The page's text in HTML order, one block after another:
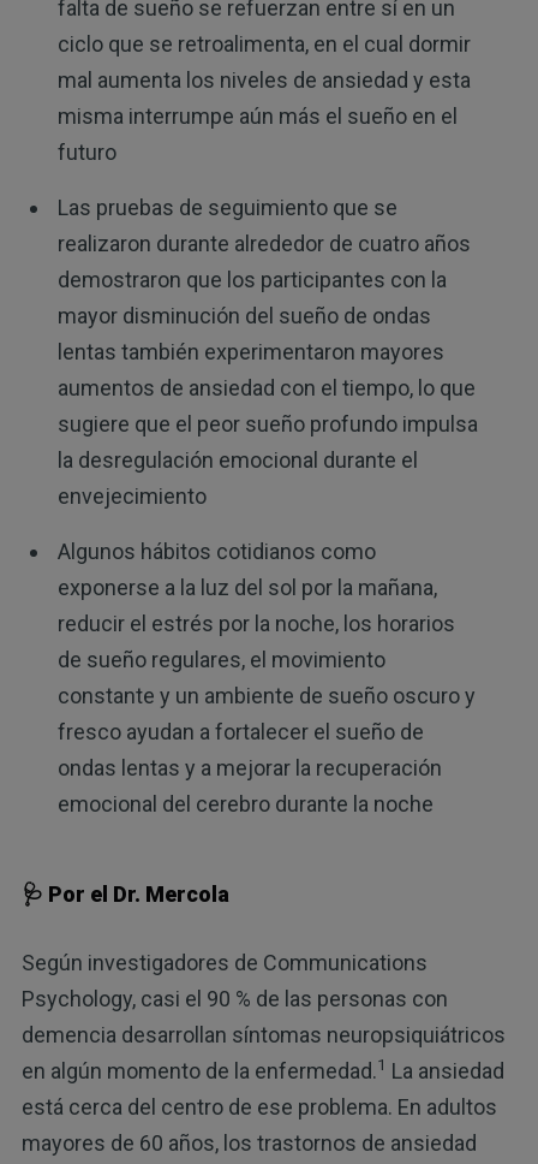
falta de sueño se refuerzan entre sí en un
ciclo que se retroalimenta, en el cual dormir
mal aumenta los niveles de ansiedad y esta
misma interrumpe aún más el sueño en el
futuro
Las pruebas de seguimiento que se
realizaron durante alrededor de cuatro años
demostraron que los participantes con la
mayor disminución del sueño de ondas
lentas también experimentaron mayores
aumentos de ansiedad con el tiempo, lo que
sugiere que el peor sueño profundo impulsa
la desregulación emocional durante el
envejecimiento
Algunos hábitos cotidianos como
exponerse a la luz del sol por la mañana,
reducir el estrés por la noche, los horarios
de sueño regulares, el movimiento
constante y un ambiente de sueño oscuro y
fresco ayudan a fortalecer el sueño de
ondas lentas y a mejorar la recuperación
emocional del cerebro durante la noche
🩺 Por el Dr. Mercola
Según investigadores de Communications
Psychology, casi el 90 % de las personas con
demencia desarrollan síntomas neuropsiquiátricos
en algún momento de la enfermedad.1 La ansiedad
está cerca del centro de ese problema. En adultos
mayores de 60 años, los trastornos de ansiedad